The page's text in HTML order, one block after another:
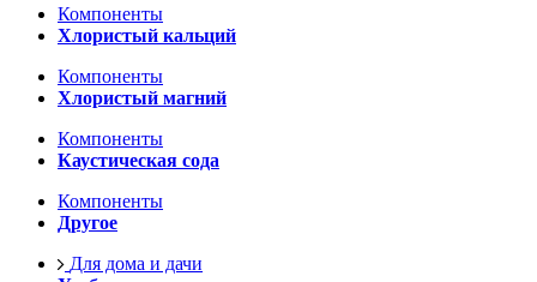
Компоненты
Хлористый кальций
Компоненты
Хлористый магний
Компоненты
Каустическая сода
Компоненты
Другое
Для дома и дачи